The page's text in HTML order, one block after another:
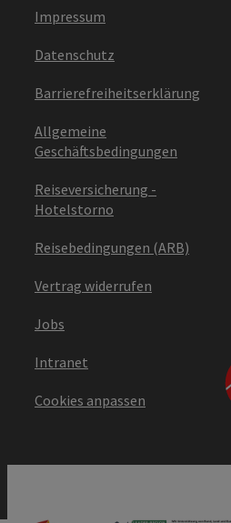
Impressum
Datenschutz
Barrierefreiheitserklärung
Allgemeine
Geschäftsbedingungen
Reiseversicherung -
Hotelstorno
Reisebedingungen (ARB)
Vertrag widerrufen
Jobs
Intranet
Cookies anpassen